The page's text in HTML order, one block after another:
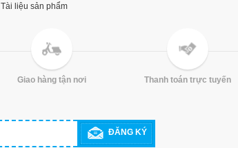
Tài liệu sản phẩm
Giao hàng tận nơi Thanh toán trực tuyến
ĐĂNG KÝ